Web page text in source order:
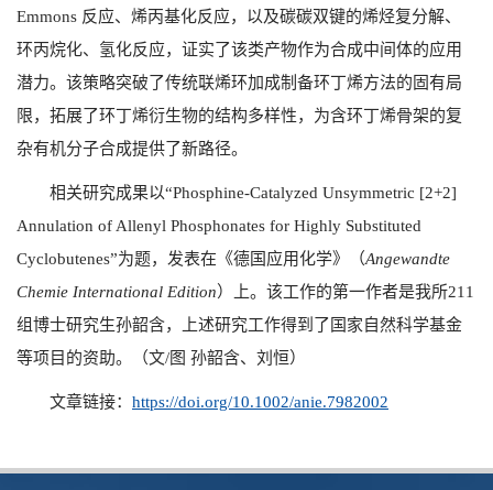
Emmons 反应、烯丙基化反应，以及碳碳双键的烯烃复分解、
环丙烷化、氢化反应，证实了该类产物作为合成中间体的应用
潜力。该策略突破了传统联烯环加成制备环丁烯方法的固有局
限，拓展了环丁烯衍生物的结构多样性，为含环丁烯骨架的复
杂有机分子合成提供了新路径。
相关研究成果以“Phosphine-Catalyzed Unsymmetric [2+2]
Annulation of Allenyl Phosphonates for Highly Substituted
Cyclobutenes”为题，发表在《德国应用化学》（Angewandte
Chemie International Edition）上。该工作的第一作者是我所211
组博士研究生孙韶含，上述研究工作得到了国家自然科学基金
等项目的资助。（文/图 孙韶含、刘恒）
文章链接： https://doi.org/10.1002/anie.7982002